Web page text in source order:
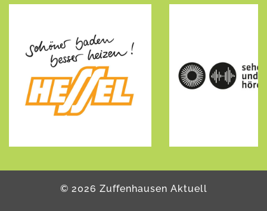
© 2026 Zuffenhausen Aktuell